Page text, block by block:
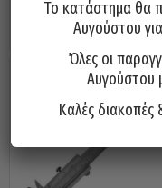
Προσθήκη στο καλάθι
Το κατάστημα θα
Αυγούστου
Όλες οι
Αυγούστου
Καλές διακοπές